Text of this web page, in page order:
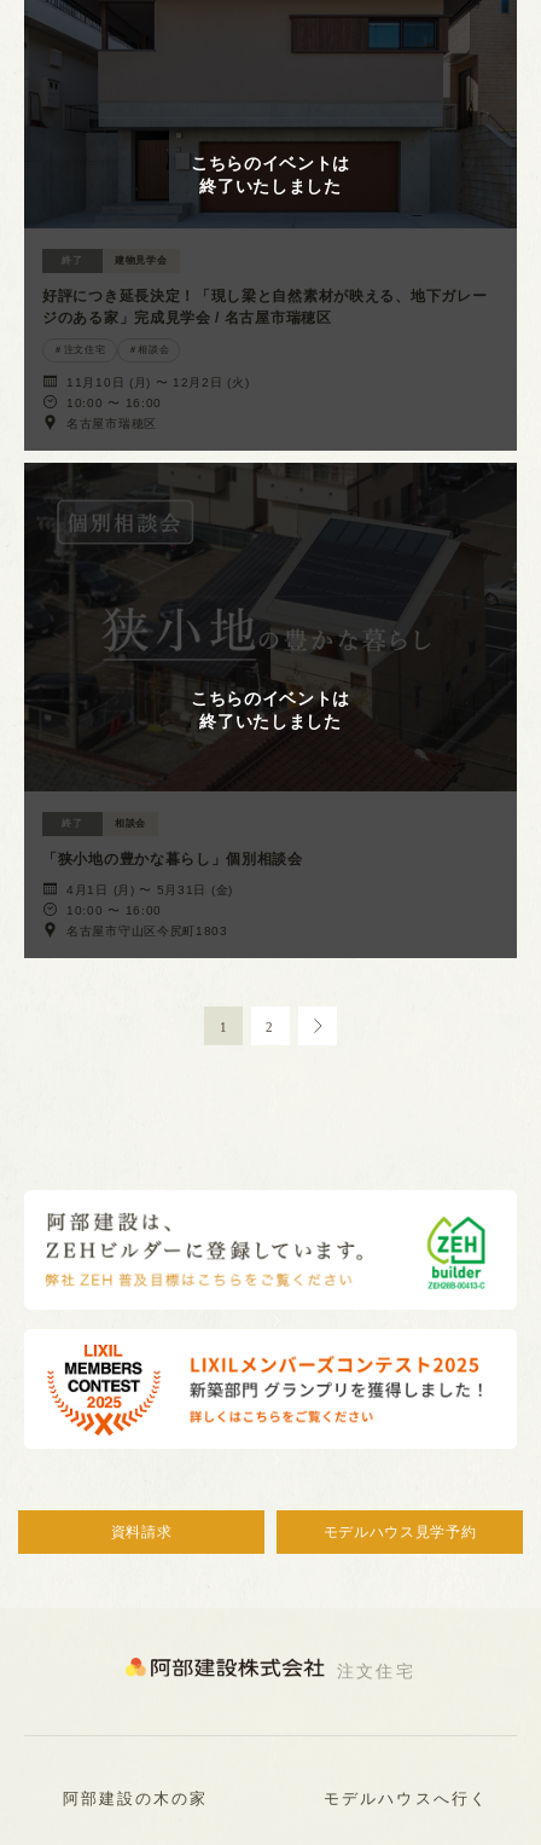
終了 建物見学会
好評につき延長決定！「現し梁と自然素材が映える、地下ガレー
ジのある家」完成見学会 / 名古屋市瑞穂区
注文住宅 相談会
11月10日 (月) 〜 12月2日 (火)
10:00 〜 16:00
名古屋市瑞穂区
こちらのイベントは
終了いたしました
終了 相談会
「狭小地の豊かな暮らし」個別相談会
4月1日 (月) 〜 5月31日 (金)
10:00 〜 16:00
名古屋市守山区今尻町1803
こちらのイベントは
終了いたしました
1 2
資料請求 モデルハウス見学予約
注文住宅
阿部建設の木の家 モデルハウスへ行く